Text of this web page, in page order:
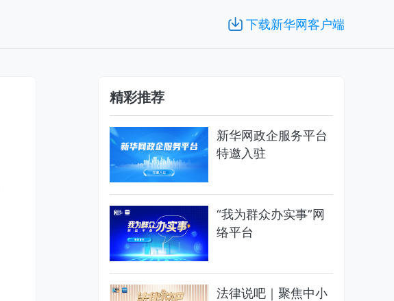
下载新华网客户端
精彩推荐
新华网政企服务平台
特邀入驻
“我为群众办实事”网
络平台
法律说吧｜聚焦中小